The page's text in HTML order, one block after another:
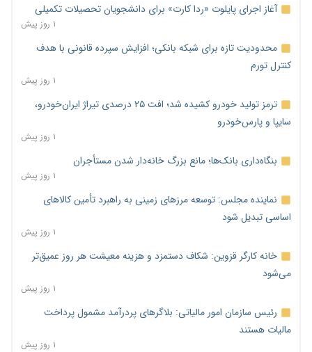
آغاز اجرای پایلوت «ردا کارت» برای دانشجویان تحصیلات تکمیلی
۱ روز پیش
محدودیت تازه برای شبکه بانکی؛ افزایش سپرده قانونی با هدف
کنترل تورم
۱ روز پیش
ترمز تولید خودرو کشیده شد؛ افت ۲۵ درصدی تیراژ ایران‌خودرو،
سایپا و پارس‌خودرو
۱ روز پیش
بنگاه‌داری بانک‌ها؛ مانع بزرگ خانه‌دار شدن مستأجران
۱ روز پیش
نماینده مجلس: توسعه مرزهای زمینی به راهبرد تأمین کالاهای
اساسی تبدیل شود
۱ روز پیش
خانه کارگر قزوین: شکاف دستمزد و هزینه معیشت هر روز عمیق‌تر
می‌شود
۱ روز پیش
رئیس سازمان امور مالیاتی: بلاگرهای پردرآمد مشمول پرداخت
مالیات هستند
۱ روز پیش